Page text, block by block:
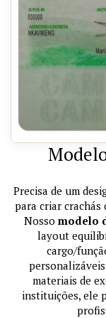
Precisa de um
para criar crachás
Nosso modelo
layout
cargo/
materiais de
instituições, ele